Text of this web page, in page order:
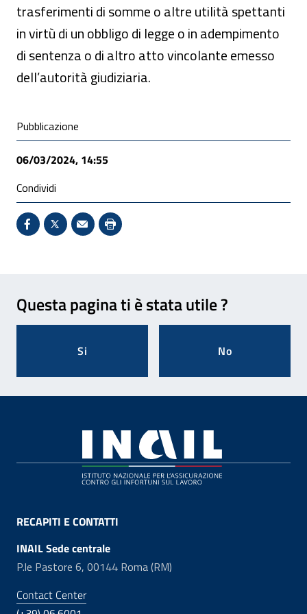
trasferimenti di somme o altre utilità spettanti
in virtù di un obbligo di legge o in adempimento
di sentenza o di altro atto vincolante emesso
dell’autorità giudiziaria.
Condivisione social
Pubblicazione
06/03/2024, 14:55
Condividi
Condividi su Facebook - Sito esterno - Apertura in
X - Sito esterno - Apertura in nuova finestra
Invio Mail: apre il programma di posta
Stampa pagina: scelta meno
Questa pagina ti è stata utile ?
Si No
RECAPITI E CONTATTI
INAIL Sede centrale
P.le Pastore 6, 00144 Roma (RM)
Contact Center